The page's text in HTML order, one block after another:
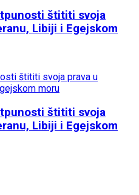
štititi svoja
Libiji i Egejskom
štititi svoja
Libiji i Egejskom